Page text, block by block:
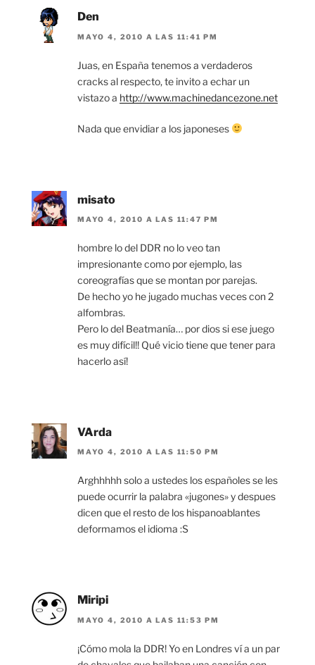
Den
MAYO 4, 2010 A LAS 11:41 PM
Juas, en España tenemos a verdaderos
cracks al respecto, te invito a echar un
vistazo a http://www.machinedancezone.net
Nada que envidiar a los japoneses
misato
MAYO 4, 2010 A LAS 11:47 PM
hombre lo del DDR no lo veo tan
impresionante como por ejemplo, las
coreografías que se montan por parejas.
De hecho yo he jugado muchas veces con 2
alfombras.
Pero lo del Beatmanía… por dios si ese juego
es muy difícil!! Qué vicio tiene que tener para
hacerlo así!
VArda
MAYO 4, 2010 A LAS 11:50 PM
Arghhhhh solo a ustedes los españoles se les
puede ocurrir la palabra «jugones» y despues
dicen que el resto de los hispanoablantes
deformamos el idioma :S
Miripi
MAYO 4, 2010 A LAS 11:53 PM
¡Cómo mola la DDR! Yo en Londres ví a un par